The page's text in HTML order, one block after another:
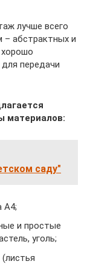
лучше всего
– абстрактных и
передачи
материалов:
саду"
А4;
и простые
уголь;